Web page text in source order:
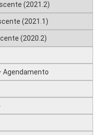
(2021.2)
(2021.1)
(2020.2)
Agendamento